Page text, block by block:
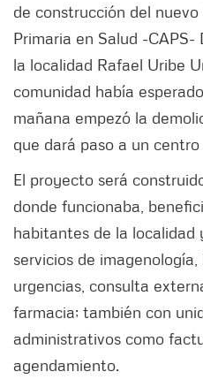
de construcción del
Primaria en Salud -
la localidad Rafael Uribe
comunidad había
mañana empezó la
que dará paso a un
El proyecto será
donde funcionaba,
habitantes de la localidad
servicios de
urgencias, consulta
farmacia; también con
administrativos como
agendamiento.